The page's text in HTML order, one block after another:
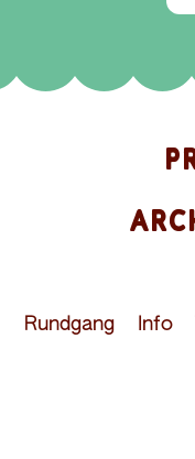
Rundgang Info